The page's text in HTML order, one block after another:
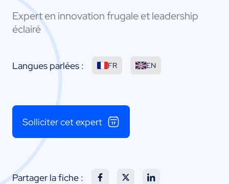
Expert en innovation frugale et leadership
éclairé
Langues parlées : FR EN
Solliciter cet expert
Partager la fiche :